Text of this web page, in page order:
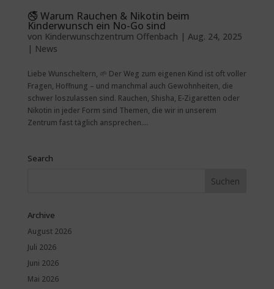
🚭 Warum Rauchen & Nikotin beim
Kinderwunsch ein No-Go sind
von Kinderwunschzentrum Offenbach | Aug. 24, 2025
| News
Liebe Wunscheltern, 🌱 Der Weg zum eigenen Kind ist oft voller
Fragen, Hoffnung – und manchmal auch Gewohnheiten, die
schwer loszulassen sind. Rauchen, Shisha, E-Zigaretten oder
Nikotin in jeder Form sind Themen, die wir in unserem
Zentrum fast täglich ansprechen....
Search
Archive
August 2026
Juli 2026
Juni 2026
Mai 2026